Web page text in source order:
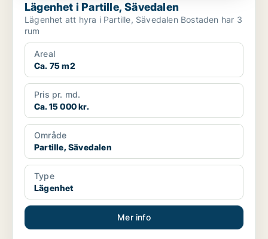
Lägenhet i Partille, Sävedalen
Lägenhet att hyra i Partille, Sävedalen Bostaden har 3
rum
Areal
Ca. 75 m2
Pris pr. md.
Ca. 15 000 kr.
Område
Partille, Sävedalen
Type
Lägenhet
Mer info